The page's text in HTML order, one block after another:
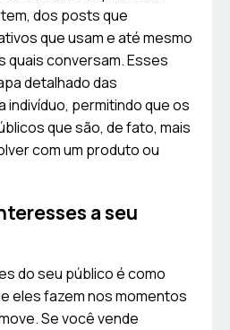
dos posts que
que usam e até mesmo
conversam. Esses
detalhado das
permitindo que os
que são, de fato, mais
com um produto ou
a seu
do seu público é como
eles fazem nos momentos
Se você vende